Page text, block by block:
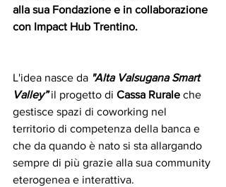
alla sua Fondazione e in collaborazione
con Impact Hub Trentino.
L'idea nasce da "Alta Valsugana Smart
Valley” il progetto di Cassa Rurale che
gestisce spazi di coworking nel
territorio di competenza della banca e
che da quando è nato si sta allargando
sempre di più grazie alla sua community
eterogenea e interattiva.